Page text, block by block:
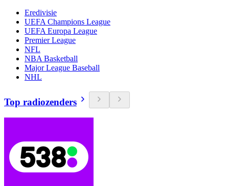
Eredivisie
UEFA Champions League
UEFA Europa League
Premier League
NFL
NBA Basketball
Major League Baseball
NHL
Top radiozenders